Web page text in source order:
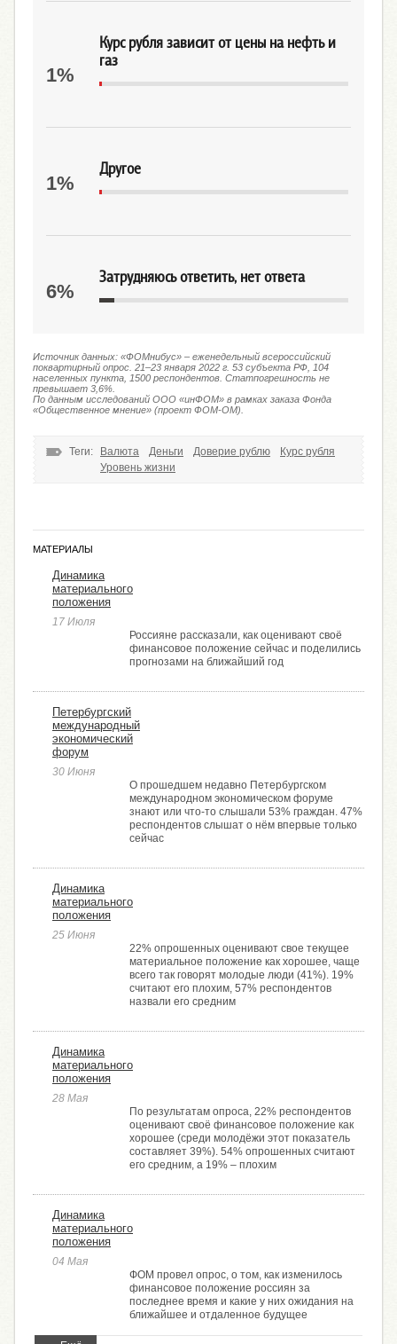
Курс рубля зависит от цены на нефть и
газ
1%
Другое
1%
Затрудняюсь ответить, нет ответа
6%
Источник данных: «ФОМнибус» – еженедельный всероссийский
поквартирный опрос. 21–23 января 2022 г. 53 субъекта РФ, 104
населенных пункта, 1500 респондентов. Статпогрешность не
превышает 3,6%.
По данным исследований ООО «инФОМ» в рамках заказа Фонда
«Общественное мнение» (проект ФОМ-ОМ).
Теги: Валюта Деньги Доверие рублю
Курс рубля
Уровень жизни
МАТЕРИАЛЫ
Динамика
материального
положения
17 Июля
Россияне рассказали, как оценивают своё
финансовое положение сейчас и поделились
прогнозами на ближайший год
Петербургский
международный
экономический
форум
30 Июня
О прошедшем недавно Петербургском
международном экономическом форуме
знают или что-то слышали 53% граждан. 47%
респондентов слышат о нём впервые только
сейчас
Динамика
материального
положения
25 Июня
22% опрошенных оценивают свое текущее
материальное положение как хорошее, чаще
всего так говорят молодые люди (41%). 19%
считают его плохим, 57% респондентов
назвали его средним
Динамика
материального
положения
28 Мая
По результатам опроса, 22% респондентов
оценивают своё финансовое положение как
хорошее (среди молодёжи этот показатель
составляет 39%). 54% опрошенных считают
его средним, а 19% ­– плохим
Динамика
материального
положения
04 Мая
ФОМ провел опрос, о том, как изменилось
финансовое положение россиян за
последнее время и какие у них ожидания на
ближайшее и отдаленное будущее